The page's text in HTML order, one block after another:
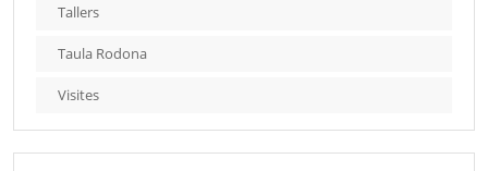
Tallers
Taula Rodona
Visites